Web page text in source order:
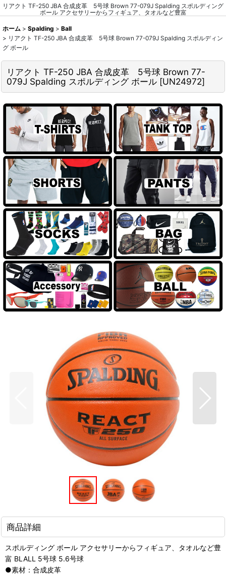
リアクト TF-250 JBA 合成皮革 5号球 Brown 77-079J Spalding スポルディング
ボール アクセサリーからフィギュア、タオルなど豊富
ホーム > Spalding > Ball
> リアクト TF-250 JBA 合成皮革 5号球 Brown 77-079J Spalding スポルディン
グ ボール
リアクト TF-250 JBA 合成皮革 5号球 Brown 77-
079J Spalding スポルディング ボール [UN24972]
商品詳細
スポルディング ボール アクセサリーからフィギュア、タオルなど豊
富 BLALL 5号球 5.6号球
●素材：合成皮革